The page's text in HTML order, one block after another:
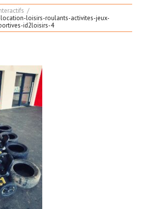
loisirs-roulants-activites-jeux-
id2loisirs-4